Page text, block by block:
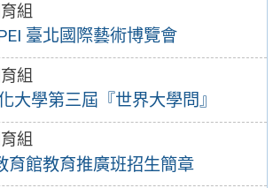
組
臺北國際藝術博覽會
組
大學第三屆『世界大學問』
組
育館教育推廣班招生簡章